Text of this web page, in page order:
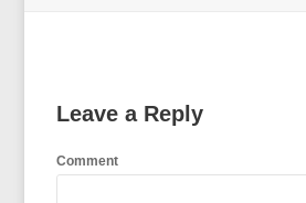
Leave a Reply
Comment